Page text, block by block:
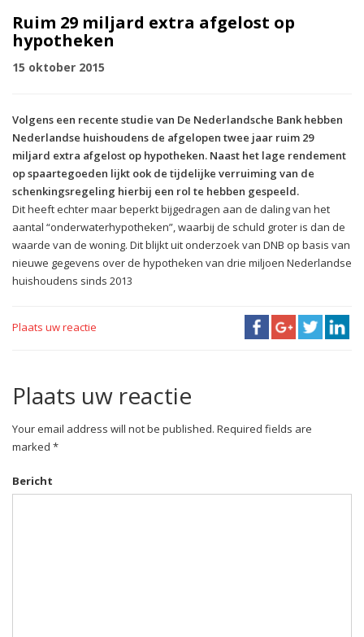
Ruim 29 miljard extra afgelost op
hypotheken
15 oktober 2015
Volgens een recente studie van De Nederlandsche Bank hebben
Nederlandse huishoudens de afgelopen twee jaar ruim 29
miljard extra afgelost op hypotheken. Naast het lage rendement
op spaartegoeden lijkt ook de tijdelijke verruiming van de
schenkingsregeling hierbij een rol te hebben gespeeld.
Dit heeft echter maar beperkt bijgedragen aan de daling van het
aantal “onderwaterhypotheken”, waarbij de schuld groter is dan de
waarde van de woning. Dit blijkt uit onderzoek van DNB op basis van
nieuwe gegevens over de hypotheken van drie miljoen Nederlandse
huishoudens sinds 2013
Plaats uw reactie
Plaats uw reactie
Your email address will not be published. Required fields are
marked *
Bericht